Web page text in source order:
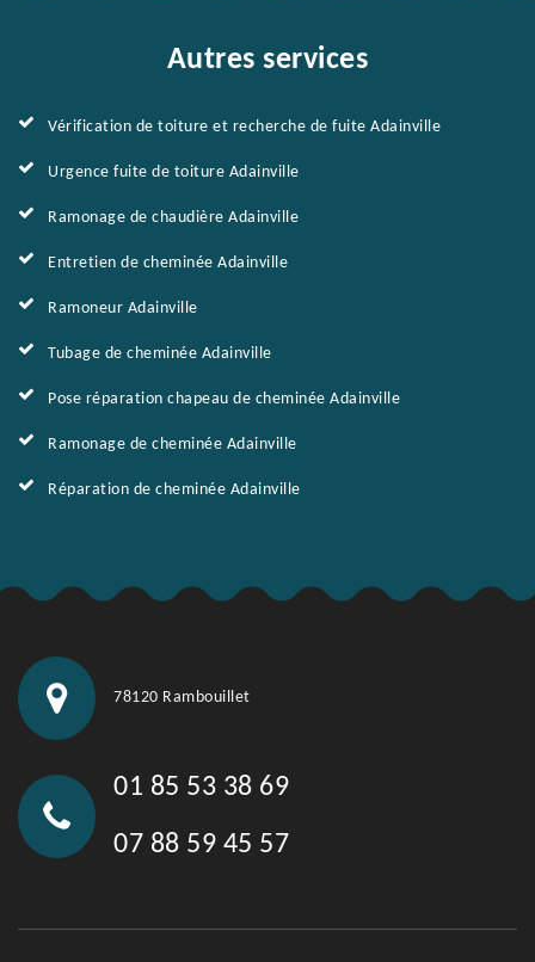
Autres services
Vérification de toiture et recherche de fuite Adainville
Urgence fuite de toiture Adainville
Ramonage de chaudière Adainville
Entretien de cheminée Adainville
Ramoneur Adainville
Tubage de cheminée Adainville
Pose réparation chapeau de cheminée Adainville
Ramonage de cheminée Adainville
Réparation de cheminée Adainville
78120 Rambouillet
01 85 53 38 69
07 88 59 45 57